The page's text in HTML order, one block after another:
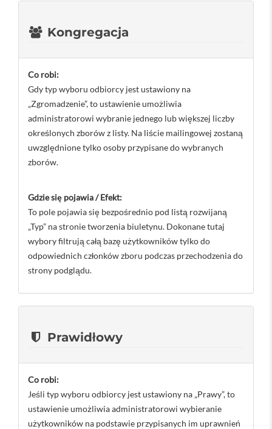
Kongregacja
Co robi:
Gdy typ wyboru odbiorcy jest ustawiony na
„Zgromadzenie”, to ustawienie umożliwia
administratorowi wybranie jednego lub większej liczby
określonych zborów z listy. Na liście mailingowej zostaną
uwzględnione tylko osoby przypisane do wybranych
zborów.
Gdzie się pojawia / Efekt:
To pole pojawia się bezpośrednio pod listą rozwijaną
„Typ” na stronie tworzenia biuletynu. Dokonane tutaj
wybory filtrują całą bazę użytkowników tylko do
odpowiednich członków zboru podczas przechodzenia do
strony podglądu.
Prawidłowy
Co robi:
Jeśli typ wyboru odbiorcy jest ustawiony na „Prawy”, to
ustawienie umożliwia administratorowi wybieranie
użytkowników na podstawie przypisanych im uprawnień